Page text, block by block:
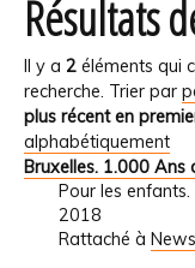
Résultats
Il y a 2 éléments qui
recherche. Trier par
plus récent en
alphabétiquement
Bruxelles. 1.000 Ans
Pour les
2018
Rattaché à News